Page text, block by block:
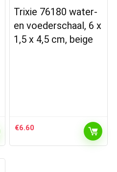
Trixie 76180 water-
en voederschaal, 6 x
1,5 x 4,5 cm, beige
€6.60